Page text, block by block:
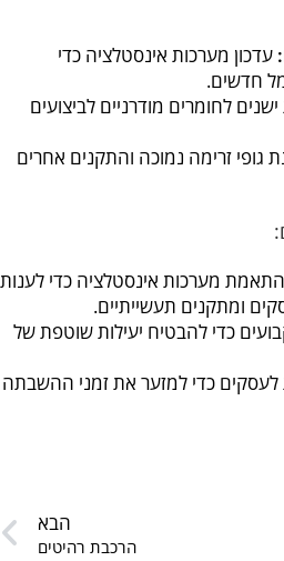
עדכון מערכות אינסטלציה כדי
חדשים.
ישנים לחומרים מודרניים לביצועים
גופי זרימה נמוכה והתקנים אחרים
התאמת מערכות אינסטלציה כדי לענות
ומתקנים תעשייתיים.
כדי להבטיח יעילות שוטפת של
לעסקים כדי למזער את זמני ההשבתה
הבא
הרכבת רהיטים